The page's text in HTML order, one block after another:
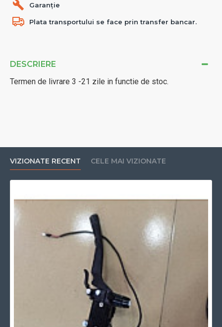
DESCRIERE
Termen de livrare 3 -21 zile in functie de stoc.
Garanție
Plata transportului se face prin transfer bancar.
VIZIONATE RECENT CELE MAI VIZIONATE